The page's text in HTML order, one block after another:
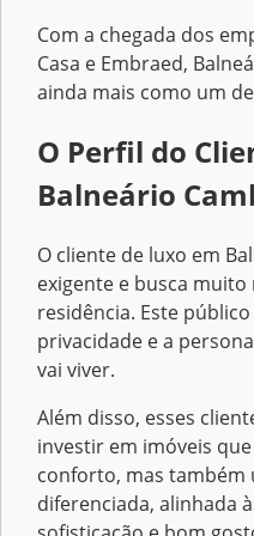
Com a chegada dos
Casa e Embraed,
ainda mais como um
O Perfil do
Balneário
O cliente de luxo em
exigente e busca
residência. Este
privacidade e a
vai viver.
Além disso, esses
investir em imóveis
conforto, mas também
diferenciada, alinhada